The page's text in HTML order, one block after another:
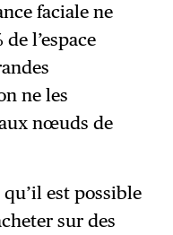
faciale ne
l’espace
ne les
nœuds de
est possible
sur des